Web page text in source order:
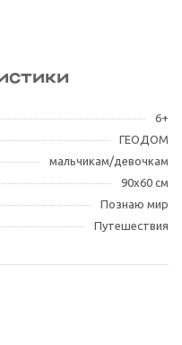
6+
ГЕОДОМ
мальчикам/девочкам
90х60 см
Познаю мир
Путешествия